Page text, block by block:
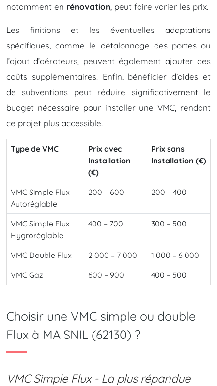
notamment en rénovation , peut faire varier les prix.
Les finitions et les éventuelles adaptations
spécifiques, comme le détalonnage des portes ou
l’ajout d’aérateurs, peuvent également ajouter des
coûts supplémentaires. Enfin, bénéficier d’aides et
de subventions peut réduire significativement le
budget nécessaire pour installer une VMC, rendant
ce projet plus accessible.
Type de VMC
Prix avec
Installation
(€)
Prix sans
Installation (€)
VMC Simple Flux
Autoréglable
200 – 600 200 – 400
VMC Simple Flux
Hygroréglable
400 – 700 300 – 500
VMC Double Flux 2 000 – 7 000 1 000 – 6 000
VMC Gaz 600 – 900 400 – 500
Choisir une VMC simple ou double
Flux à MAISNIL (62130) ?
VMC Simple Flux - La plus répandue